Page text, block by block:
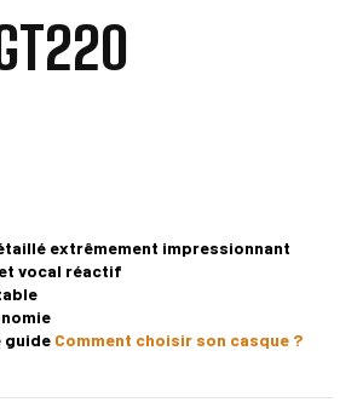
extrêmement impressionnant
vocal réactif
guide Comment choisir son casque ?